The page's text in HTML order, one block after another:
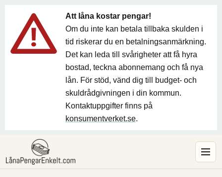
Att låna kostar pengar!
Om du inte kan betala tillbaka skulden i
tid riskerar du en betalningsanmärkning.
Det kan leda till svårigheter att få hyra
bostad, teckna abonnemang och få nya
lån. För stöd, vänd dig till budget- och
skuldrådgivningen i din kommun.
Kontaktuppgifter finns på
konsumentverket.se.